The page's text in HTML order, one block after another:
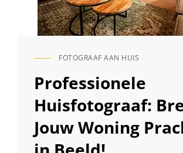
EN
ELEGANTIE
CAT
FOTOGRAAF AAN HUIS
Professionele
Huisfotograaf:
Jouw Woning